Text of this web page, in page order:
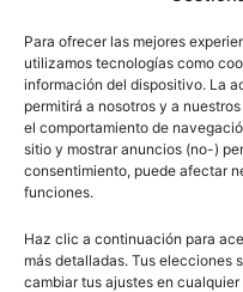
Para ofrecer las mejores
utilizamos tecnologías como
información del dispositivo. La
permitirá a nosotros y a
el comportamiento de
sitio y mostrar anuncios (no-)
consentimiento, puede afectar
funciones.
Haz clic a continuación para
más detalladas. Tus elecciones
cambiar tus ajustes en